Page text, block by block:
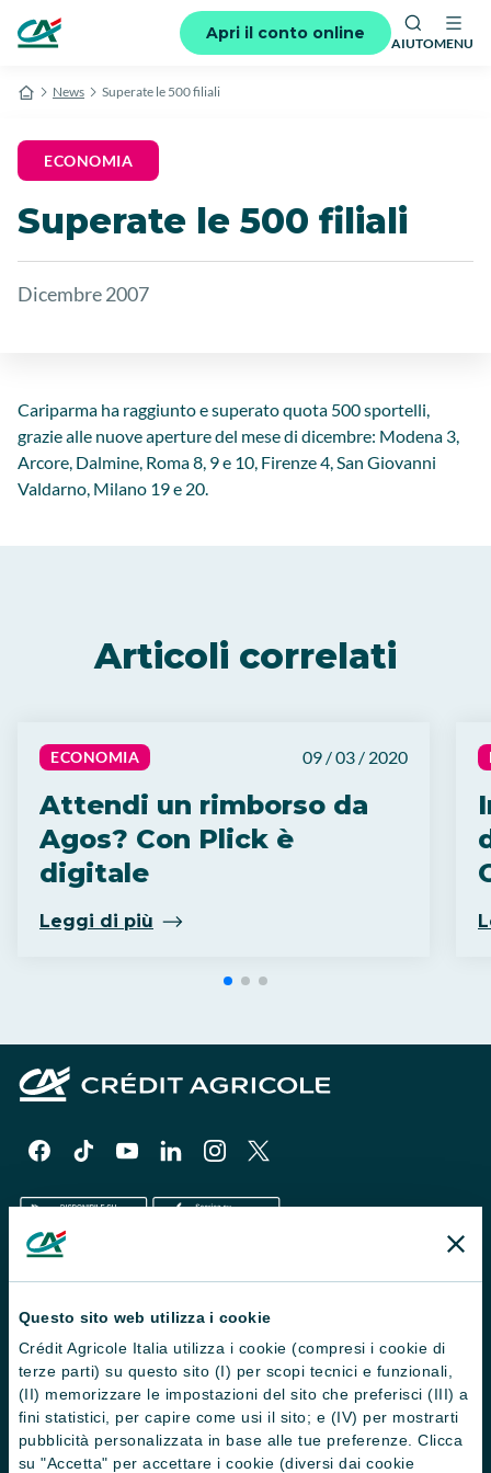
Questo sito web utilizza i cookie
Crédit Agricole Italia utilizza i cookie (compresi i cookie di
terze parti) su questo sito (I) per scopi tecnici e funzionali,
(II) memorizzare le impostazioni del sito che preferisci (III) a
fini statistici, per capire come usi il sito; e (IV) per mostrarti
pubblicità personalizzata in base alle tue preferenze. Clicca
su "Accetta" per accettare i cookie (diversi dai cookie
Apri il conto online
AIUTOMENU
News Superate le 500 filiali
ECONOMIA
Superate le 500 filiali
Dicembre 2007
Cariparma ha raggiunto e superato quota 500 sportelli,
grazie alle nuove aperture del mese di dicembre: Modena 3,
Arcore, Dalmine, Roma 8, 9 e 10, Firenze 4, San Giovanni
Valdarno, Milano 19 e 20.
Articoli correlati
ECONOMIA 09 / 03 / 2020
Attendi un rimborso da
Agos? Con Plick è
digitale
Leggi di più
Trova filiali
Contattaci
Domande frequenti
Successioni